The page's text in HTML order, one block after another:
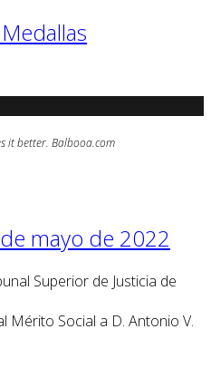
it better. Balbooa.com
mayo de 2022
Superior de Justicia de
Mérito Social a D. Antonio V.